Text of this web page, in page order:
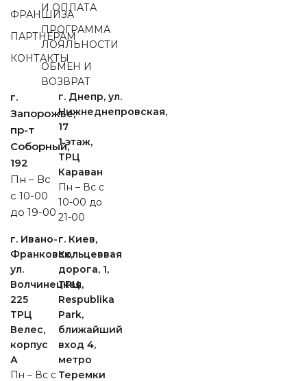
г.
Запорожье,
пр-т
Cоборный,
192
Пн – Вс
с 10-00
до 19-00
г. Днепр, ул.
Нижнеднепровская,
17
1 этаж,
ТРЦ
Караван
Пн – Вс с
10-00 до
21-00
г. Ивано-
Франковск,
ул.
Волчинецкая,
225
ТРЦ
Велес,
корпус
А
Пн – Вс с
г. Киев,
Кольцеввая
дорога, 1,
ТРЦ
Respublika
Park,
ближайший
вход 4,
метро
Теремки
ФРАНШИЗА
ПАРТНЕРАМ
КОНТАКТЫ
И ОПЛАТА
ПРОГРАММА
ЛОЯЛЬНОСТИ
ОБМЕН И
ВОЗВРАТ